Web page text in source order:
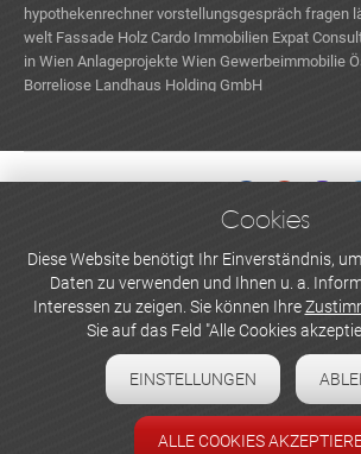
hypothekenrechner vorstellungsgespräch fragen
welt Fassade Holz Cardo Immobilien Expat
in Wien Anlageprojekte Wien Gewerbeimmobilie
Borreliose Landhaus Holding GmbH
WERBEN UND INSERIEREN
Newsletter abonnieren
Datenschutzerklärung
Cookie-Einstellungen
Cookies
Diese Website benötigt Ihr Einverständnis,
Daten zu verwenden und Ihnen u. a.
Interessen zu zeigen. Sie können Ihre
Sie auf das Feld "Alle Cookies
EINSTELLUNGEN
ALLE COOKIES